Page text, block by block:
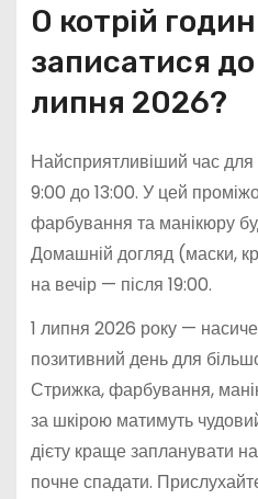
О котрій
записатися
липня 2026?
Найсприятливіший час
9:00 до 13:00. У цей
фарбування та манікюру
Домашній догляд (маски,
на вечір — після 19:00.
1 липня 2026 року —
позитивний день для
Стрижка, фарбування,
за шкірою матимуть
дієту краще запланувати
почне спадати.